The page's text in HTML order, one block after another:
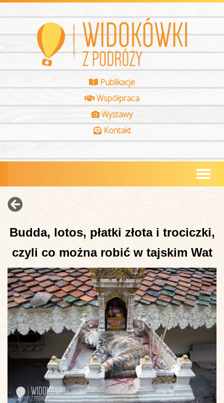
Publikacje
Współpraca
Wystawy
Kontakt
Budda, lotos, płatki złota i trociczki,
czyli co można robić w tajskim Wat